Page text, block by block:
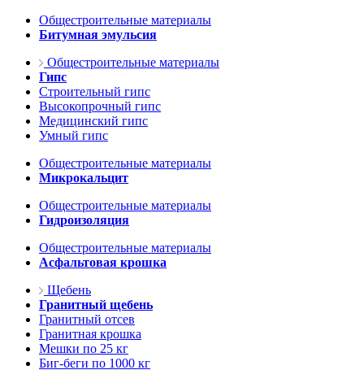
Общестроительные материалы
Битумная эмульсия
Общестроительные материалы
Гипс
Строительный гипс
Высокопрочный гипс
Медицинский гипс
Умный гипс
Общестроительные материалы
Микрокальцит
Общестроительные материалы
Гидроизоляция
Общестроительные материалы
Асфальтовая крошка
Щебень
Гранитный щебень
Гранитный отсев
Гранитная крошка
Мешки по 25 кг
Биг-беги по 1000 кг